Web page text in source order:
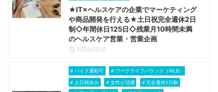
★IT×ヘルスケアの企業でマーケティング
や商品開発を行える★土日祝完全週休2日
制◇年間休日125日◇残業月10時間未満
のヘルスケア営業・営業企画
2025/12/12
バイク通勤可 ワークライフバランス（WLB）
土日祝休み 女性が活躍 完全週休2日制